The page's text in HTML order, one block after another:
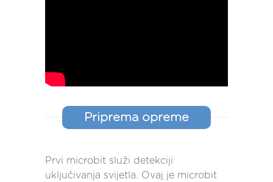
Priprema opreme
Prvi microbit služi detekciji
uključivanja svijetla. Ovaj je microbit